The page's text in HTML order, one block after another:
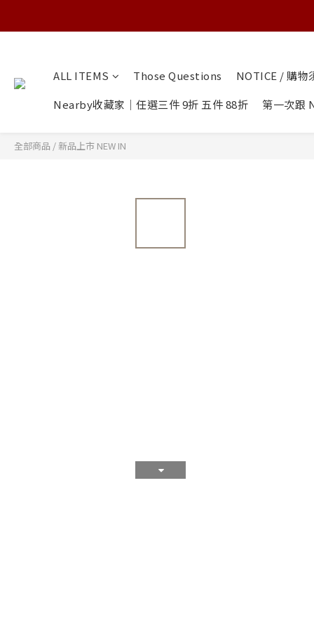
ALL ITEMS Those Questions
NOTICE / 購物
Nearby收藏家｜任選三件 9折 五件 88折
第一次跟
全部商品 /新品上市 NEW IN